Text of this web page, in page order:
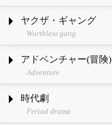
ヤクザ・ギャング
Worthless gang
アドベンチャー(冒険)
Adventure
時代劇
Period drama